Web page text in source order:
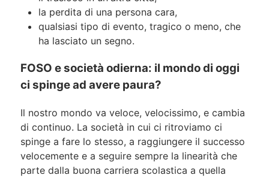
la perdita di una persona cara,
qualsiasi tipo di evento, tragico o meno, che
ha lasciato un segno.
FOSO e società odierna: il mondo di oggi
ci spinge ad avere paura?
Il nostro mondo va veloce, velocissimo, e cambia
di continuo. La società in cui ci ritroviamo ci
spinge a fare lo stesso, a raggiungere il successo
velocemente e a seguire sempre la linearità che
parte dalla buona carriera scolastica a quella